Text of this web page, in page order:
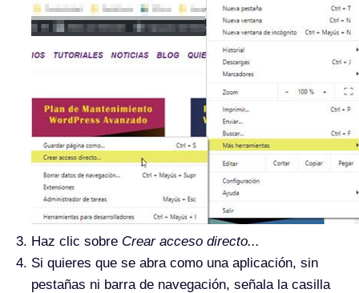
Haz clic sobre Crear acceso directo...
Si quieres que se abra como una aplicación, sin
pestañas ni barra de navegación, señala la casilla